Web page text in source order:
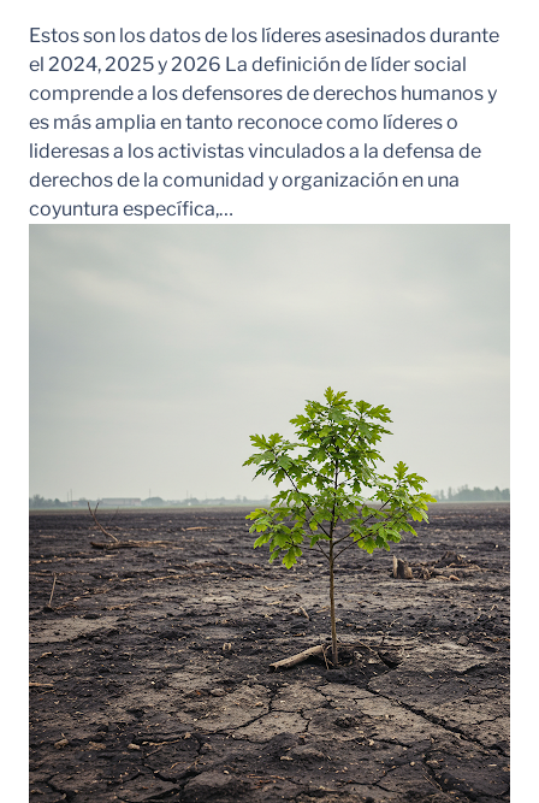
Estos son los datos de los líderes asesinados durante
el 2024, 2025 y 2026 La definición de líder social
comprende a los defensores de derechos humanos y
es más amplia en tanto reconoce como líderes o
lideresas a los activistas vinculados a la defensa de
derechos de la comunidad y organización en una
coyuntura específica,…